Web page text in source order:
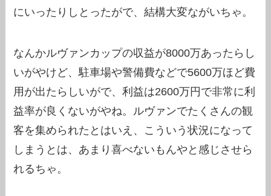
にいったりしとったがで、結構大変ながいちゃ。
なんかルヴァンカップの収益が8000万あったらし
いがやけど、駐車場や警備費などで5600万ほど費
用が出たらしいがで、利益は2600万円で非常に利
益率が良くないがやね。ルヴァンでたくさんの観
客を集められたとはいえ、こういう状況になって
しまうとは、あまり喜べないもんやと感じさせら
れるちゃ。